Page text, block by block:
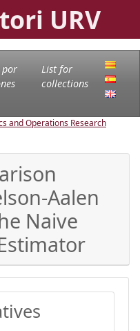
URV
por
List for
collections
and Operations Research
Aalen
Naive